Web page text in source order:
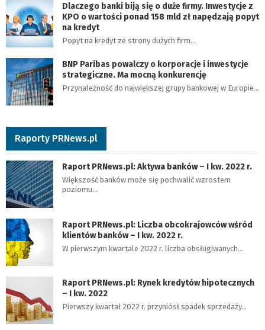
Dlaczego banki biją się o duże firmy. Inwestycje z
KPO o wartości ponad 158 mld zł napędzają popyt
na kredyt
Popyt na kredyt ze strony dużych firm…
BNP Paribas powalczy o korporacje i inwestycje
strategiczne. Ma mocną konkurencję
Przynależność do największej grupy bankowej w Europie…
Raporty PRNews.pl
Raport PRNews.pl: Aktywa banków – I kw. 2022 r.
Większość banków może się pochwalić wzrostem
poziomu…
Raport PRNews.pl: Liczba obcokrajowców wśród
klientów banków – I kw. 2022 r.
W pierwszym kwartale 2022 r. liczba obsługiwanych…
Raport PRNews.pl: Rynek kredytów hipotecznych
– I kw. 2022
Pierwszy kwartał 2022 r. przyniósł spadek sprzedaży…